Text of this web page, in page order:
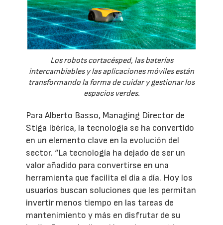
Los robots cortacésped, las baterías
intercambiables y las aplicaciones móviles están
transformando la forma de cuidar y gestionar los
espacios verdes.
Para Alberto Basso, Managing Director de
Stiga Ibérica, la tecnología se ha convertido
en un elemento clave en la evolución del
sector. “La tecnología ha dejado de ser un
valor añadido para convertirse en una
herramienta que facilita el día a día. Hoy los
usuarios buscan soluciones que les permitan
invertir menos tiempo en las tareas de
mantenimiento y más en disfrutar de su